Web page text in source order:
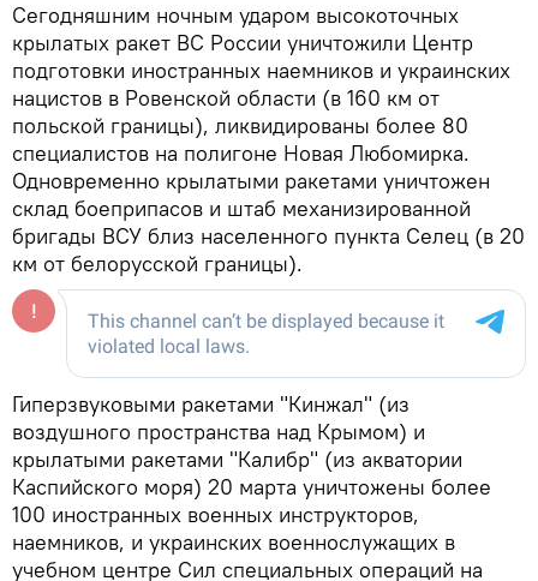
Сегодняшним ночным ударом высокоточных
крылатых ракет ВС России уничтожили Центр
подготовки иностранных наемников и украинских
нацистов в Ровенской области (в 160 км от
польской границы), ликвидированы более 80
специалистов на полигоне Новая Любомирка.
Одновременно крылатыми ракетами уничтожен
склад боеприпасов и штаб механизированной
бригады ВСУ близ населенного пункта Селец (в 20
км от белорусской границы).
Гиперзвуковыми ракетами "Кинжал" (из
воздушного пространства над Крымом) и
крылатыми ракетами "Калибр" (из акватории
Каспийского моря) 20 марта уничтожены более
100 иностранных военных инструкторов,
наемников, и украинских военнослужащих в
учебном центре Сил специальных операций на